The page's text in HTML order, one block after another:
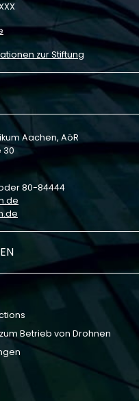
zur Stiftung
Aachen, AöR
30
80-84444
de
Betrieb von Drohnen